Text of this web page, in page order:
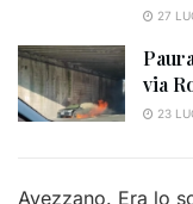
27
via
23
Avezzano. Era lo